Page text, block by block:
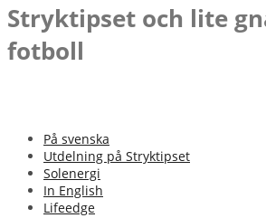
Stryktipset och lite
fotboll
På svenska
Utdelning på Stryktipset
Solenergi
In English
Lifeedge